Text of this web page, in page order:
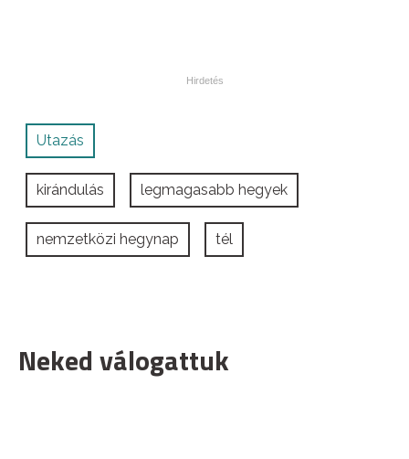
Utazás
kirándulás legmagasabb hegyek
nemzetközi hegynap tél
Neked válogattuk